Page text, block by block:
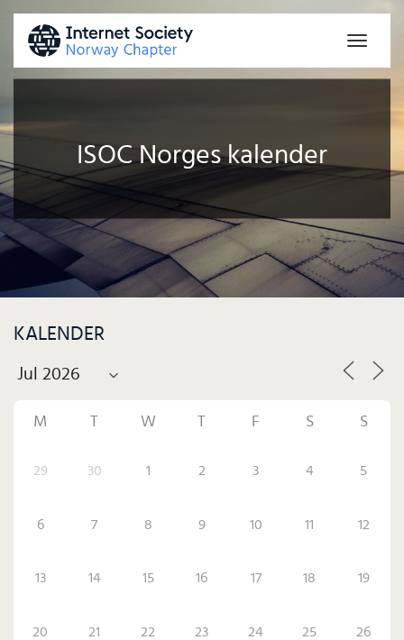
Toggle
ISOC Norges kalender
KALENDER
M T W T F S S
29 30 1 2 3 4 5
6 7 8 9 10 11 12
13 14 15 16 17 18 19
20 21 22 23 24 25 26